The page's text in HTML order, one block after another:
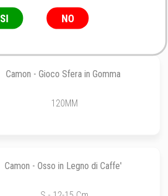
41CM
Camon - Gioco Sfera in Gomma
120MM
Camon - Osso in Legno di Caffe'
SI NO